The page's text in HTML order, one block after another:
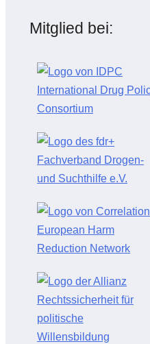
Mitglied bei: